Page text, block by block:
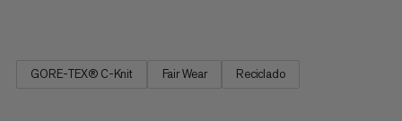
GORE-TEX® C-Knit Fair Wear Reciclado